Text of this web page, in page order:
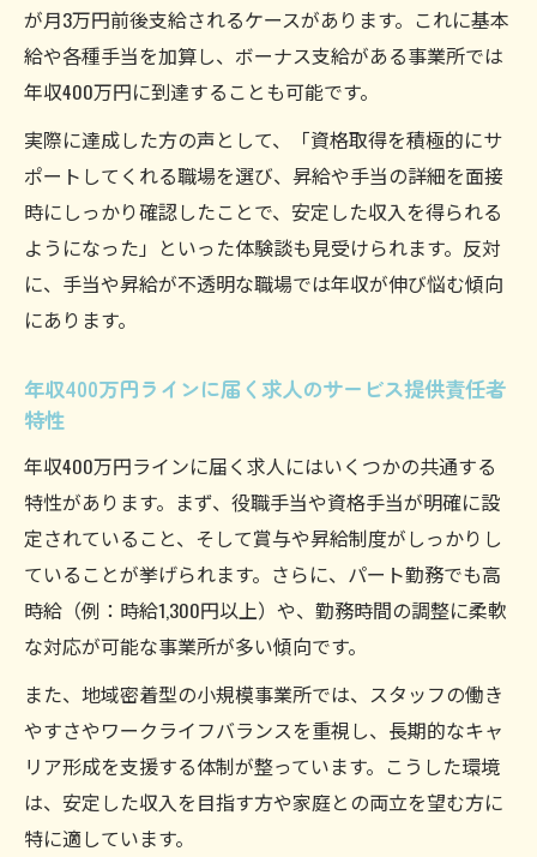
が月3万円前後支給されるケースがあります。これに基本
給や各種手当を加算し、ボーナス支給がある事業所では
年収400万円に到達することも可能です。
実際に達成した方の声として、「資格取得を積極的にサ
ポートしてくれる職場を選び、昇給や手当の詳細を面接
時にしっかり確認したことで、安定した収入を得られる
ようになった」といった体験談も見受けられます。反対
に、手当や昇給が不透明な職場では年収が伸び悩む傾向
にあります。
年収400万円ラインに届く求人のサービス提供責任者
特性
年収400万円ラインに届く求人にはいくつかの共通する
特性があります。まず、役職手当や資格手当が明確に設
定されていること、そして賞与や昇給制度がしっかりし
ていることが挙げられます。さらに、パート勤務でも高
時給（例：時給1,300円以上）や、勤務時間の調整に柔軟
な対応が可能な事業所が多い傾向です。
また、地域密着型の小規模事業所では、スタッフの働き
やすさやワークライフバランスを重視し、長期的なキャ
リア形成を支援する体制が整っています。こうした環境
は、安定した収入を目指す方や家庭との両立を望む方に
特に適しています。